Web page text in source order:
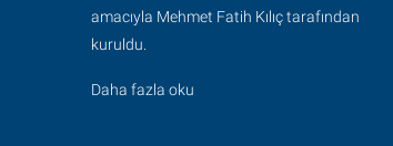
amacıyla Mehmet Fatih Kılıç tarafından
kuruldu.
Daha fazla oku